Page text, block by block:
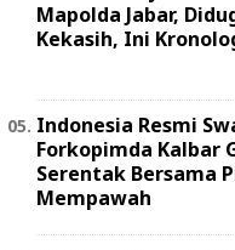
Mapolda Jabar,
Kekasih, Ini
Indonesia Resmi
Forkopimda Kalbar
Serentak Bersama
Mempawah